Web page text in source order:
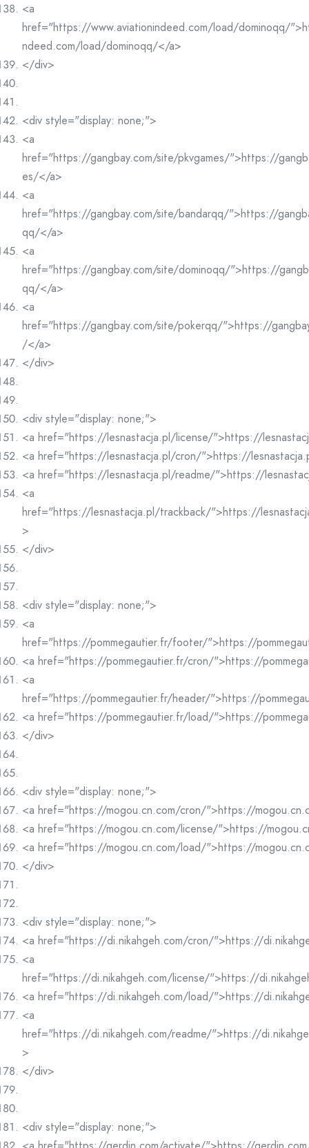
<a
href="https://www.aviationindeed.com/load/dominoqq/
ndeed.com/load/dominoqq/</a>
</div>
<div style="display: none;">
<a
href="https://gangbay.com/site/pkvgames/">https://
es/</a>
<a
href="https://gangbay.com/site/bandarqq/">https://
qq/</a>
<a
href="https://gangbay.com/site/dominoqq/">https://
qq/</a>
<a
href="https://gangbay.com/site/pokerqq/">https://
/</a>
</div>
<div style="display: none;">
<a href="https://lesnastacja.pl/license/">https://
<a href="https://lesnastacja.pl/cron/">https://
<a href="https://lesnastacja.pl/readme/">https://
<a
href="https://lesnastacja.pl/trackback/">https://
>
</div>
<div style="display: none;">
<a
href="https://pommegautier.fr/footer/">https://
<a href="https://pommegautier.fr/cron/">https://
<a
href="https://pommegautier.fr/header/">https://
<a href="https://pommegautier.fr/load/">https://
</div>
<div style="display: none;">
<a href="https://mogou.cn.com/cron/">https://
<a href="https://mogou.cn.com/license/">https://
<a href="https://mogou.cn.com/load/">https://
</div>
<div style="display: none;">
<a href="https://di.nikahgeh.com/cron/">https://
<a
href="https://di.nikahgeh.com/license/">https://
<a href="https://di.nikahgeh.com/load/">https://
<a
href="https://di.nikahgeh.com/readme/">https://
>
</div>
<div style="display: none;">